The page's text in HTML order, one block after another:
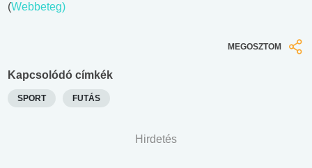
(Webbeteg)
MEGOSZTOM
Kapcsolódó címkék
SPORT FUTÁS
Hirdetés